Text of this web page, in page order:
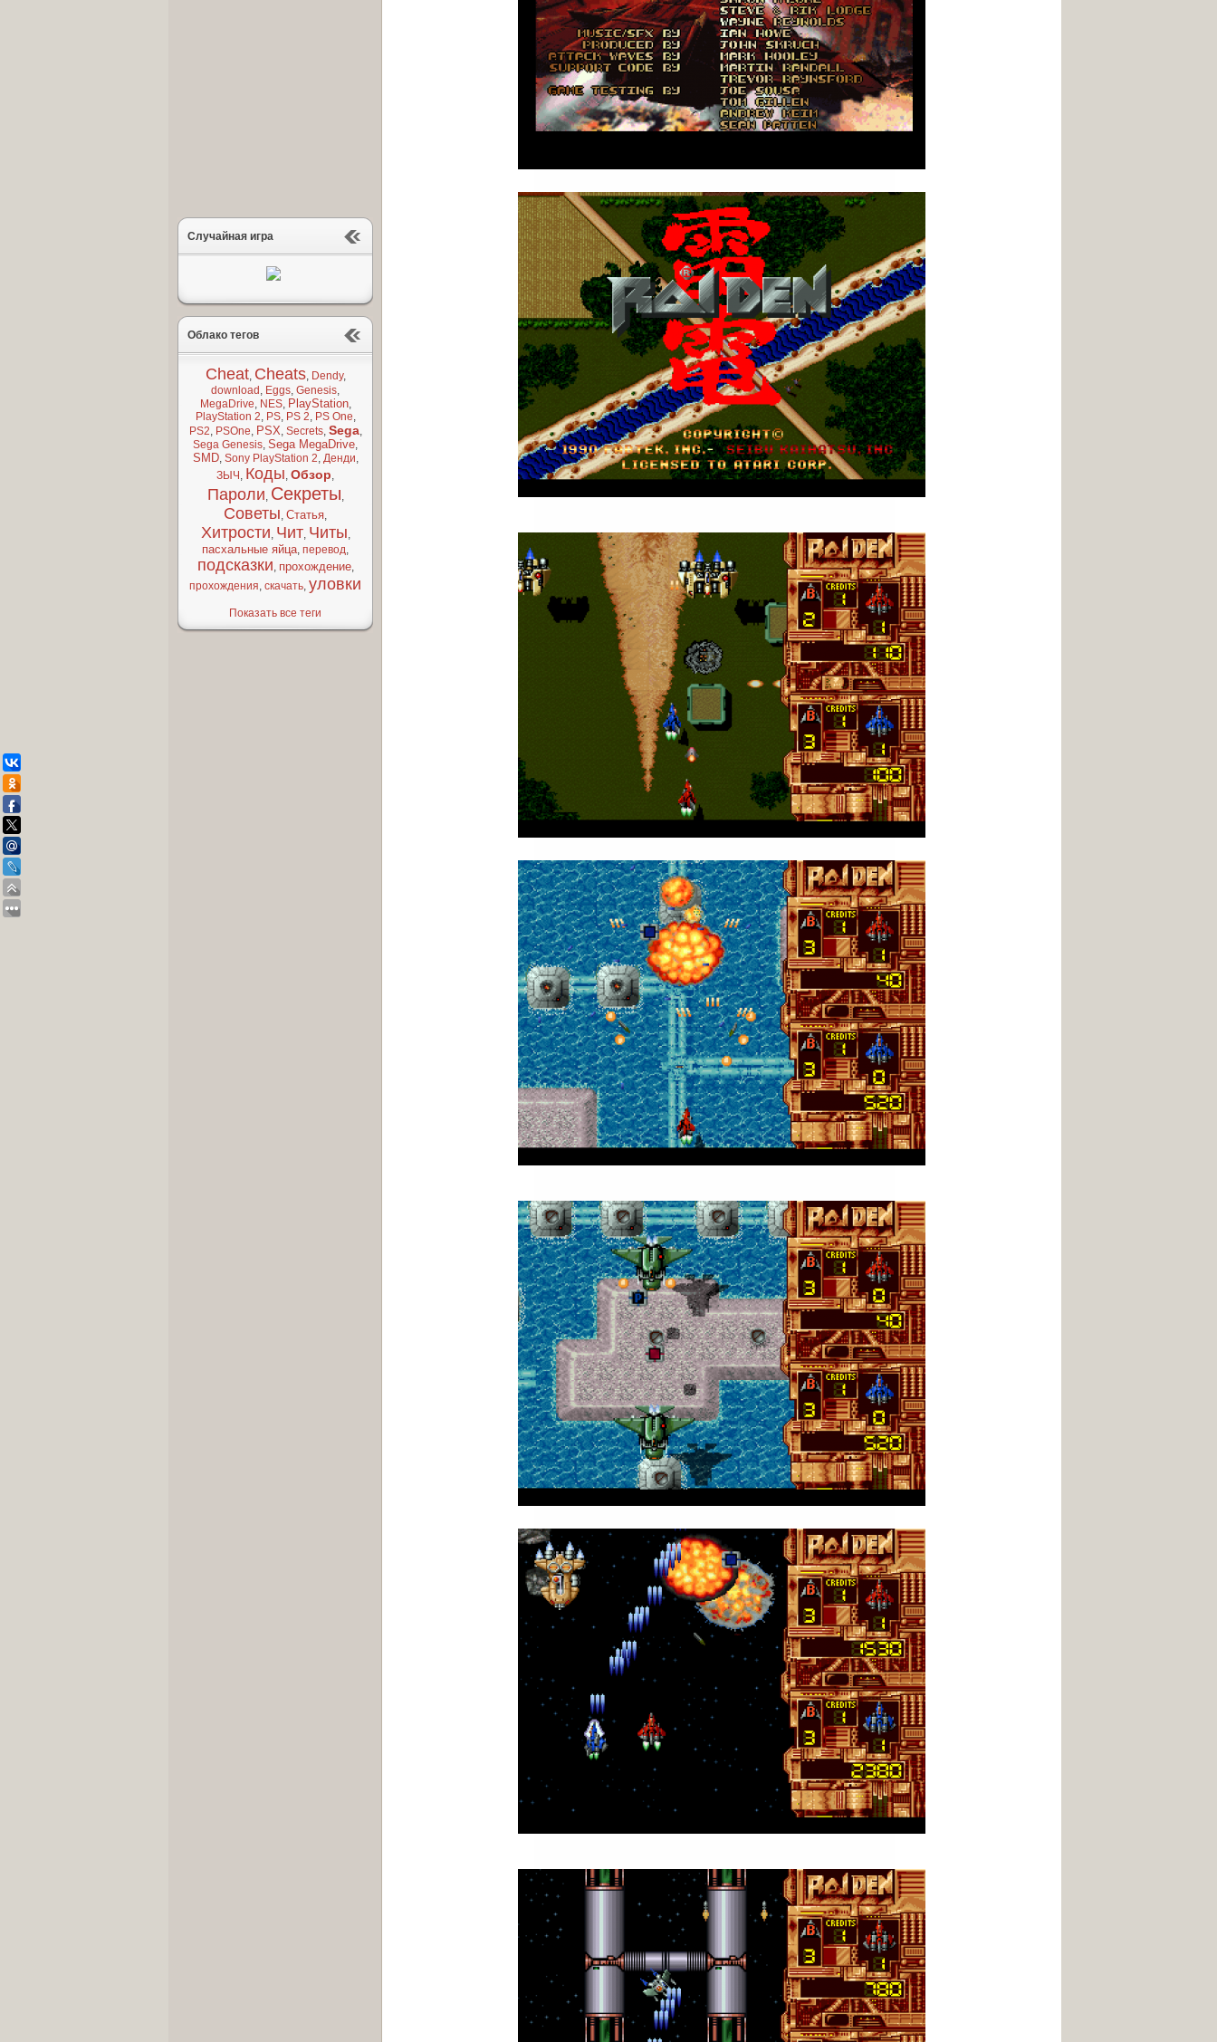
Случайная игра
Облако тегов
Cheat, Cheats, Dendy,
download , Eggs, Genesis,
MegaDrive, NES, PlayStation,
PlayStation 2, PS, PS 2, PS One,
PS2, PSOne, PSX, Secrets, Sega,
Sega Genesis, Sega MegaDrive,
SMD, Sony PlayStation 2, Денди,
ЗЫЧ , Коды, Обзор,
Пароли, Секреты,
Советы, Статья,
Хитрости, Чит, Читы,
пасхальные яйца, перевод,
подсказки, прохождение,
прохождения, скачать, уловки
Показать все теги